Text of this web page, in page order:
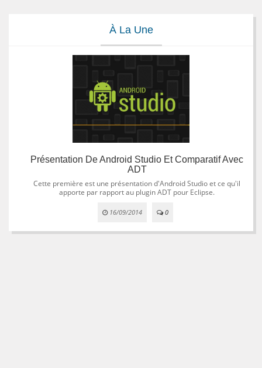
À La Une
Présentation De Android Studio Et Comparatif Avec
ADT
Cette première est une présentation d'Android Studio et ce qu'il
apporte par rapport au plugin ADT pour Eclipse.
16/09/2014 0